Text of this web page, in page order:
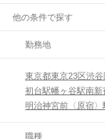
他の条件で探す
勤務地
東京都東京23区渋谷
初台駅幡ヶ谷駅南新
明治神宮前〈原宿〉
職種